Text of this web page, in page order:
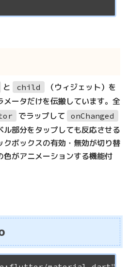
と child
（ウィジェット）を
メータだけを伝搬しています。全
でラップして onChanged
ル部分をタップしても反応させる
クボックスの有効・無効が切り替
色がアニメーションする機能付